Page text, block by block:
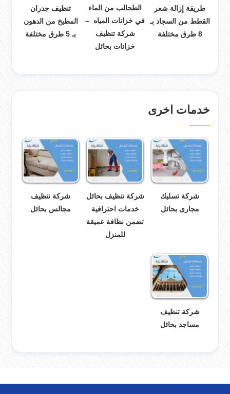
طريقة إزالة شعر
القطط من السجاد بـ
8 طرق مختلفة
الطحالب من الماء
في خزانات المياه –
شركة تنظيف
خزانات بحائل
تنظيف جدران
المطبخ من الدهون
بـ 5 طرق مختلفة
خدمات اخرى
شركة تسليك
مجارى بحائل
شركة تنظيف بحائل
خدمات احترافية
تضمن نظافة عميقة
للمنزل
شركة تنظيف
مجالس بحائل
شركة تنظيف
مساجد بحائل